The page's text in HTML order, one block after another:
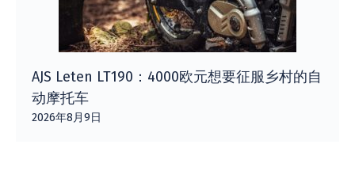
AJS Leten LT190：4000欧元想要征服乡村的自
动摩托车
2026年8月9日